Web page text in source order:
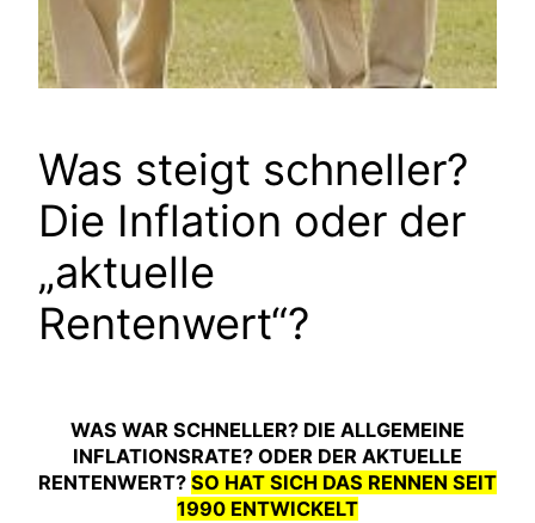
Was steigt schneller?
Die Inflation oder der
„aktuelle
Rentenwert“?
WAS WAR SCHNELLER? DIE ALLGEMEINE
INFLATIONSRATE? ODER DER AKTUELLE
RENTENWERT? SO HAT SICH DAS RENNEN SEIT
1990 ENTWICKELT